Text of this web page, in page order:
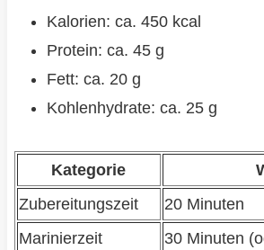
Kalorien: ca. 450 kcal
Protein: ca. 45 g
Fett: ca. 20 g
Kohlenhydrate: ca. 25 g
Kategorie
Zubereitungszeit
20 Minuten
Marinierzeit
30 Minuten